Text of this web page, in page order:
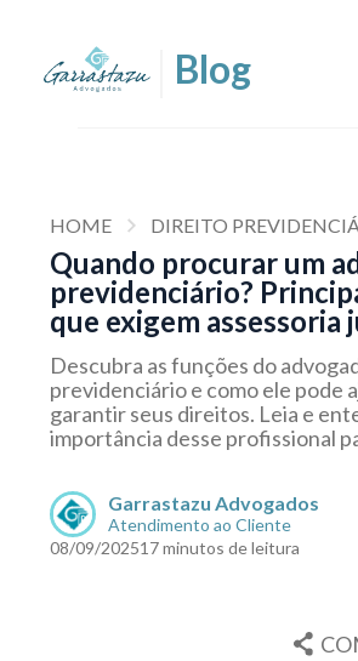
HOME DIREITO
Quando procurar um
previdenciário?
que exigem assessoria
Descubra as funções do
previdenciário e como ele pode
garantir seus direitos. Leia e
importância desse profissional
Garrastazu Advogados
Atendimento ao Cliente
08/09/202517 minutos de leitura